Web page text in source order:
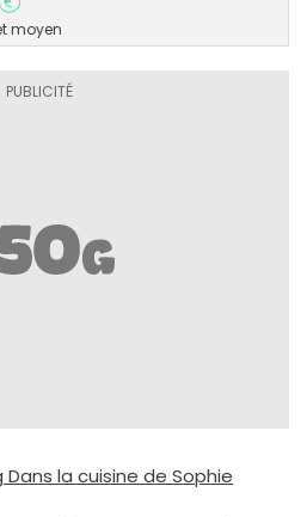
moyen
la cuisine de Sophie